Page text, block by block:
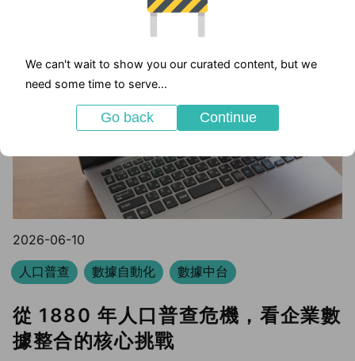
2026-06-10
人口普查
數據自動化 數據中台
從 1880 年人口普查危機，看企業數
據整合的核心挑戰
We can't wait to show you our curated content, but we
need some time to serve...
Go back Continue